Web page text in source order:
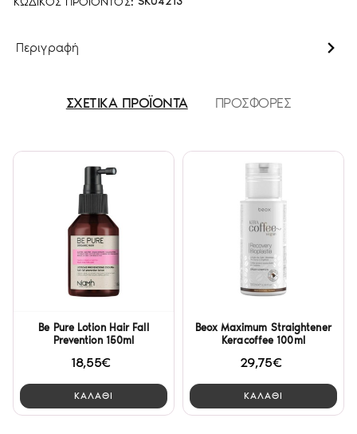
Περιγραφή
ΣΧΕΤΙΚΑ ΠΡΟΪΟΝΤΑ ΠΡΟΣΦΟΡΕΣ
Be Pure Lotion Hair Fall
Prevention 150ml
18,55€
ΚΑΛΑΘΙ
Beox Maximum Straightener
Keracoffee 100ml
29,75€
ΚΑΛΑΘΙ